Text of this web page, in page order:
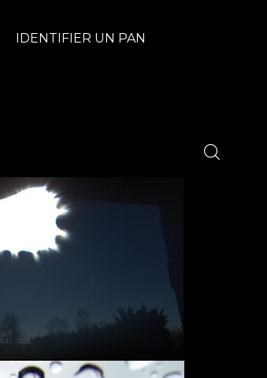
IDENTIFIER UN PAN